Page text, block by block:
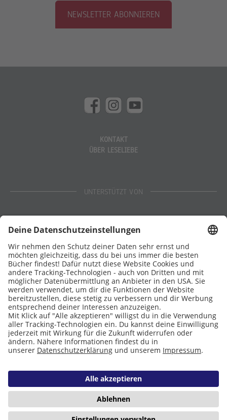
NEWSLETTER ABONNIEREN
KONTAKT
ÜBER LESELIEBE
UNTERSTÜTZT VON
Stiftung Lesen
DATENSCHUTZ
IMPRESSUM
COOKIES
Copyright © 2026 Leseliebe